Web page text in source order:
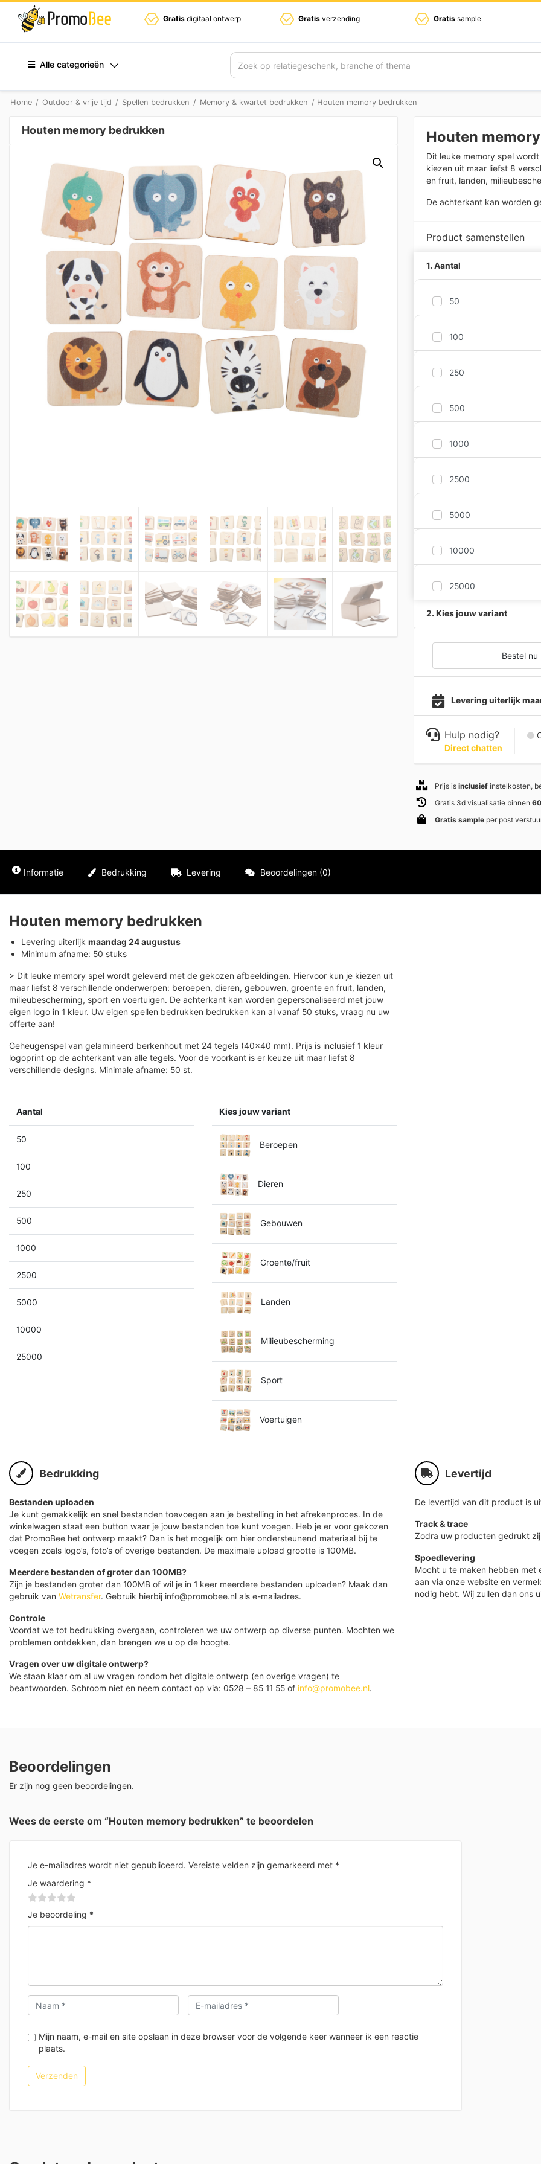
Gratis digitaal ontwerp Gratis verzending Gratis sample
Alle categorieën Zoek
Home / Outdoor & vrije tijd / Spellen bedrukken / Memory & kwartet bedrukken / Houten memory bedrukken
Houten memory bedrukken Houten
Dit leuke memory spel
kiezen uit maar liefst 8
en fruit, landen,
De achterkant kan worden
Product samenstellen
1. Aantal
50
100
250
500
1000
2500
5000
10000
25000
2. Kies jouw variant
Bestel nu
Levering uiterlijk
Hulp nodig?
Direct chatten
Prijs isinclusief instelkosten,
Gratis 3d visualisatie binnen
Gratis sample per post
Informatie Bedrukking Levering Beoordelingen (0)
Houten memory bedrukken
Levering uiterlijk maandag 24 augustus
Minimum afname: 50 stuks
> Dit leuke memory spel wordt geleverd met de gekozen afbeeldingen. Hiervoor kun je kiezen uit
maar liefst 8 verschillende onderwerpen: beroepen, dieren, gebouwen, groente en fruit, landen,
milieubescherming, sport en voertuigen. De achterkant kan worden gepersonaliseerd met jouw
eigen logo in 1 kleur. Uw eigen spellen bedrukken bedrukken kan al vanaf 50 stuks, vraag nu uw
offerte aan!
Geheugenspel van gelamineerd berkenhout met 24 tegels (40×40 mm). Prijs is inclusief 1 kleur
logoprint op de achterkant van alle tegels. Voor de voorkant is er keuze uit maar liefst 8
verschillende designs. Minimale afname: 50 st.
Aantal
50
100
250
500
1000
2500
5000
10000
25000
Kies jouw variant
Beroepen
Dieren
Gebouwen
Groente/fruit
Landen
Milieubescherming
Sport
Voertuigen
Bedrukking
Bestanden uploaden
Je kunt gemakkelijk en snel bestanden toevoegen aan je bestelling in het afrekenproces. In de
winkelwagen staat een button waar je jouw bestanden toe kunt voegen. Heb je er voor gekozen
dat PromoBee het ontwerp maakt? Dan is het mogelijk om hier ondersteunend materiaal bij te
voegen zoals logo’s, foto’s of overige bestanden. De maximale upload grootte is 100MB.
Meerdere bestanden of groter dan 100MB?
Zijn je bestanden groter dan 100MB of wil je in 1 keer meerdere bestanden uploaden? Maak dan
gebruik van Wetransfer. Gebruik hierbij info@promobee.nl als e-mailadres.
Controle
Voordat we tot bedrukking overgaan, controleren we uw ontwerp op diverse punten. Mochten we
problemen ontdekken, dan brengen we u op de hoogte.
Vragen over uw digitale ontwerp?
We staan klaar om al uw vragen rondom het digitale ontwerp (en overige vragen) te
beantwoorden. Schroom niet en neem contact op via: 0528 – 85 11 55 of info@promobee.nl.
Levertijd
De levertijd van dit product is
Track & trace
Zodra uw producten gedrukt
Spoedlevering
Mocht u te maken hebben met
aan via onze website en
nodig hebt. Wij zullen dan ons
Beoordelingen
Er zijn nog geen beoordelingen.
Wees de eerste om “Houten memory bedrukken” te beoordelen
Je e-mailadres wordt niet gepubliceerd. Vereiste velden zijn gemarkeerd met *
Je waardering *
Je beoordeling *
Mijn naam, e-mail en site opslaan in deze browser voor de volgende keer wanneer ik een reactie
plaats.